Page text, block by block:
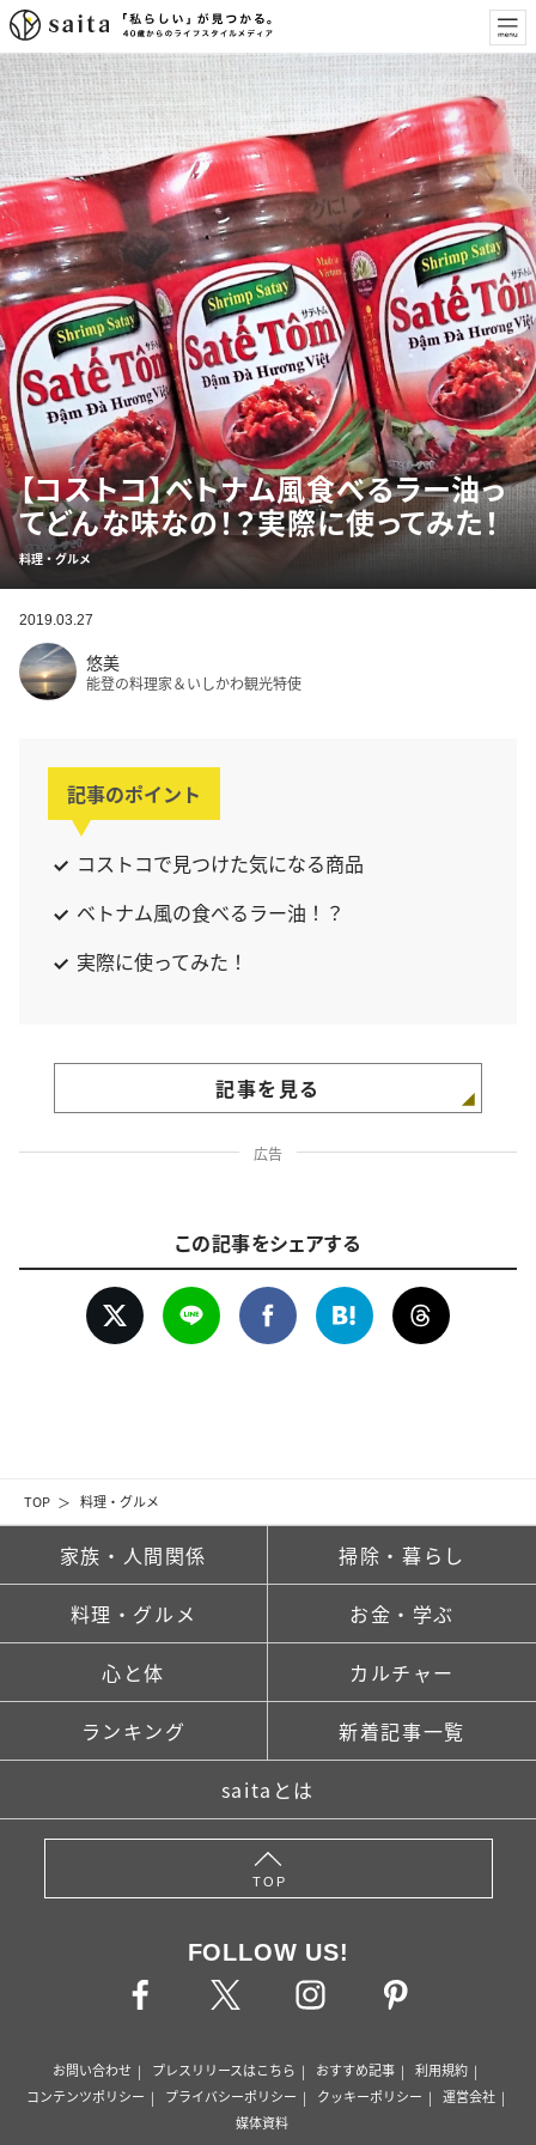
TOP 料理・グルメ
【コストコ】ベトナム風食べるラー油っ
てどんな味なの！？実際に使ってみた！
料理・グルメ
2019.03.27
悠美
能登の料理家＆いしかわ観光特使
記事のポイント
コストコで見つけた気になる商品
ベトナム風の食べるラー油！？
実際に使ってみた！
記事を見る
広告
この記事をシェアする
家族・人間関係 掃除・暮らし
料理・グルメ お金・学ぶ
心と体 カルチャー
ランキング 新着記事一覧
saitaとは
TOP
FOLLOW US!
お問い合わせ プレスリリースはこちら おすすめ記事
利用規約
コンテンツポリシー
プライバシーポリシー クッキーポリシー
運営会社
媒体資料